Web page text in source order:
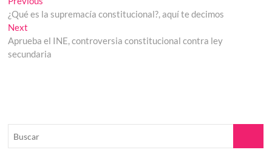
de
entradas
post:
¿Qué es la supremacía constitucional?, aquí te decimos
Next
post:
Aprueba el INE, controversia constitucional contra ley
secundaria